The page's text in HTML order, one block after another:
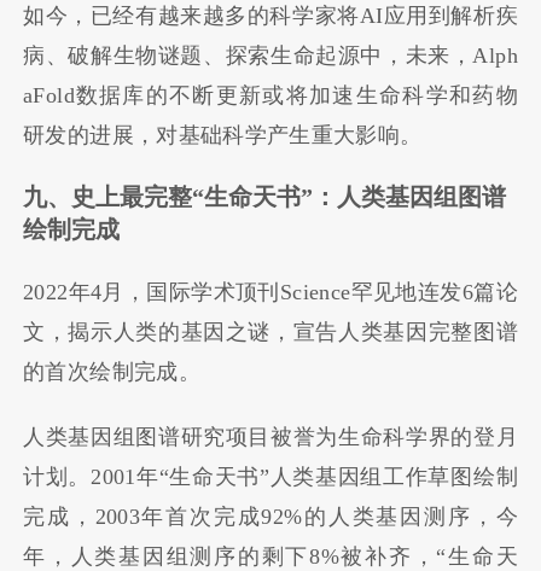
如今，已经有越来越多的科学家将AI应用到解析疾
病、破解生物谜题、探索生命起源中，未来，Alph
aFold数据库的不断更新或将加速生命科学和药物
研发的进展，对基础科学产生重大影响。
九、史上最完整“生命天书” ：人类基因组图谱
绘制完成
2022年4月，国际学术顶刊Science罕见地连发6篇论
文，揭示人类的基因之谜，宣告人类基因完整图谱
的首次绘制完成。
人类基因组图谱研究项目被誉为生命科学界的登月
计划。2001年“生命天书”人类基因组工作草图绘制
完成，2003年首次完成92%的人类基因测序，今
年，人类基因组测序的剩下8%被补齐，“生命天